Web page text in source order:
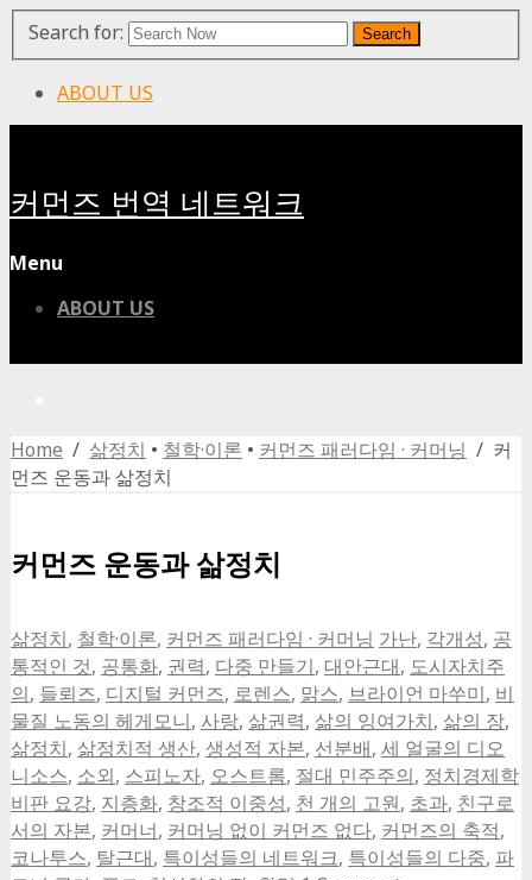
Search for: Search
ABOUT US
커먼즈 번역 네트워크
Menu
ABOUT US
Home / 삶정치 • 철학·이론 • 커먼즈 패러다임 · 커머닝 / 커
먼즈 운동과 삶정치
커먼즈 운동과 삶정치
삶정치, 철학·이론, 커먼즈 패러다임 · 커머닝 가난, 각개성, 공
통적인 것, 공통화, 권력, 다중 만들기, 대안근대, 도시자치주
의, 들뢰즈, 디지털 커먼즈, 로렌스, 맑스, 브라이언 마쑤미, 비
물질 노동의 헤게모니, 사랑, 삶권력, 삶의 잉여가치, 삶의 장,
삶정치, 삶정치적 생산, 생성적 자본, 선분배, 세 얼굴의 디오
니소스, 소외, 스피노자, 오스트롬, 절대 민주주의, 정치경제학
비판 요강, 지층화, 창조적 이중성, 천 개의 고원, 초과, 친구로
서의 자본, 커머너, 커머닝 없이 커먼즈 없다, 커먼즈의 축적,
코나투스, 탈근대, 특이성들의 네트워크, 특이성들의 다중, 파